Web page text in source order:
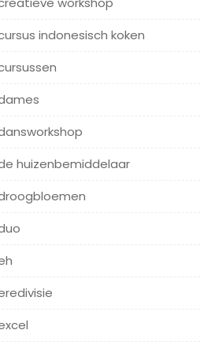
indonesisch koken
huizenbemiddelaar